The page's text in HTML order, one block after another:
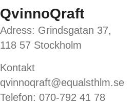
QvinnoQraft
Adress: Grindsgatan 37,
118 57 Stockholm
Kontakt
qvinnoqraft@equalsthlm.se
Telefon: 070-792 41 78